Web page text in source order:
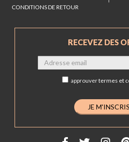
CONDITIONS DE RETOUR
RECEVEZ DES
approuvertermes et